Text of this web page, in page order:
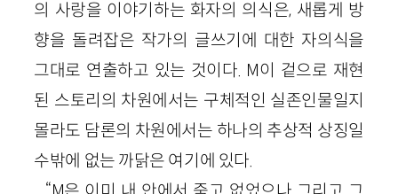
의 사랑을 이야기하는 화자의 의식은, 새롭게 방
향을 돌려잡은 작가의 글쓰기에 대한 자의식을
그대로 연출하고 있는 것이다. M이 겉으로 재현
된 스토리의 차원에서는 구체적인 실존인물일지
몰라도 담론의 차원에서는 하나의 추상적 상징일
수밖에 없는 까닭은 여기에 있다.